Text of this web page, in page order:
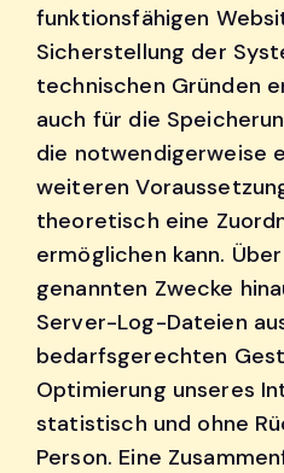
funktionsfähigen
Sicherstellung der
technischen Gründen
auch für die
die notwendigerweise
weiteren
theoretisch eine
ermöglichen kann.
genannten Zwecke
Server-Log-Dateien
bedarfsgerechten
Optimierung unseres
statistisch und ohne
Person. Eine